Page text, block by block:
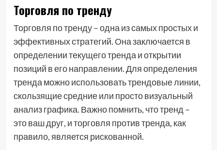
Торговля по тренду
Торговля по тренду – одна из самых простых и
эффективных стратегий. Она заключается в
определении текущего тренда и открытии
позиций в его направлении. Для определения
тренда можно использовать трендовые линии,
скользящие средние или просто визуальный
анализ графика. Важно помнить, что тренд –
это ваш друг, и торговля против тренда, как
правило, является рискованной.